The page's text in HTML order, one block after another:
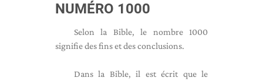
NUMÉRO 1000
Selon la Bible, le nombre 1000
signifie des fins et des conclusions.
Dans la Bible, il est écrit que le